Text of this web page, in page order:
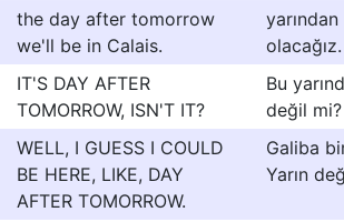
the day after tomorrow
we'll be in Calais.
olacağız.
IT'S DAY AFTER
TOMORROW, ISN'T IT?
Bu
değil mi?
WELL, I GUESS I COULD
BE HERE, LIKE, DAY
AFTER TOMORROW.
Galiba
Yarın